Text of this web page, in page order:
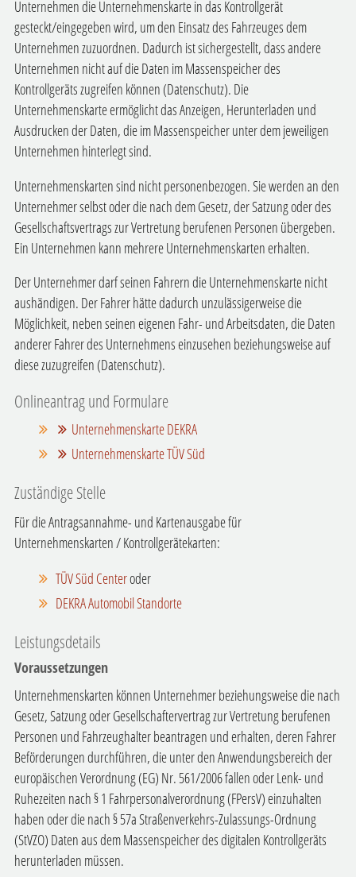
Unternehmen die Unternehmenskarte in das Kontrollgerät
gesteckt/eingegeben wird, um den Einsatz des Fahrzeuges dem
Unternehmen zuzuordnen. Dadurch ist sichergestellt, dass andere
Unternehmen nicht auf die Daten im Massenspeicher des
Kontrollgeräts zugreifen können (Datenschutz). Die
Unternehmenskarte ermöglicht das Anzeigen, Herunterladen und
Ausdrucken der Daten, die im Massenspeicher unter dem jeweiligen
Unternehmen hinterlegt sind.
Unternehmenskarten sind nicht personenbezogen. Sie werden an den
Unternehmer selbst oder die nach dem Gesetz, der Satzung oder des
Gesellschaftsvertrags zur Vertretung berufenen Personen übergeben.
Ein Unternehmen kann mehrere Unternehmenskarten erhalten.
Der Unternehmer darf seinen Fahrern die Unternehmenskarte nicht
aushändigen. Der Fahrer hätte dadurch unzulässigerweise die
Möglichkeit, neben seinen eigenen Fahr- und Arbeitsdaten, die Daten
anderer Fahrer des Unternehmens einzusehen beziehungsweise auf
diese zuzugreifen (Datenschutz).
Onlineantrag und Formulare
Unternehmenskarte DEKRA
Unternehmenskarte TÜV Süd
Zuständige Stelle
Für die Antragsannahme- und Kartenausgabe für
Unternehmenskarten / Kontrollgerätekarten:
TÜV Süd Centeroder
DEKRA Automobil Standorte
Leistungsdetails
Voraussetzungen
Unternehmenskarten können Unternehmer beziehungsweise die nach
Gesetz, Satzung oder Gesellschaftervertrag zur Vertretung berufenen
Personen und Fahrzeughalter beantragen und erhalten, deren Fahrer
Beförderungen durchführen, die unter den Anwendungsbereich der
europäischen Verordnung (EG) Nr. 561/2006 fallen oder Lenk- und
Ruhezeiten nach § 1 Fahrpersonalverordnung (FPersV) einzuhalten
haben oder die nach § 57a Straßenverkehrs-Zulassungs-Ordnung
(StVZO) Daten aus dem Massenspeicher des digitalen Kontrollgeräts
herunterladen müssen.